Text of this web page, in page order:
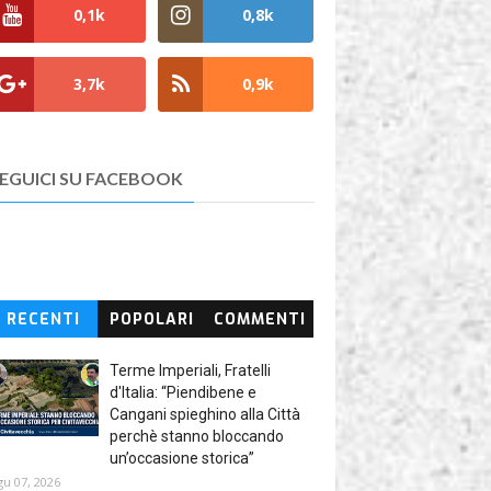
0,1k 0,8k
3,7k 0,9k
SU FACEBOOK
RECENTI POPOLARI COMMENTI
Terme Imperiali, Fratelli
d'Italia: “Piendibene e
Cangani spieghino alla Città
perchè stanno bloccando
un’occasione storica”
07, 2026